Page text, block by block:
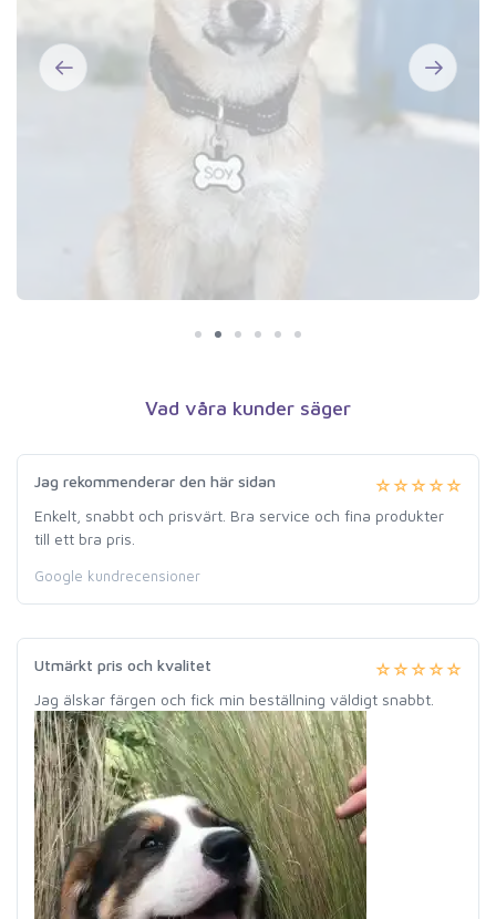
Vad våra kunder säger
Jag rekommenderar den här sidan
Enkelt, snabbt och prisvärt. Bra service och fina produkter
till ett bra pris.
Google kundrecensioner
Utmärkt pris och kvalitet
Jag älskar färgen och fick min beställning väldigt snabbt.